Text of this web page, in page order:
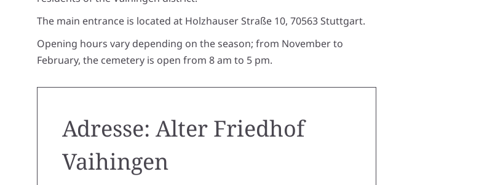
The main entrance is located at Holzhauser Straße 10, 70563 Stuttgart.
Opening hours vary depending on the season; from November to
February, the cemetery is open from 8 am to 5 pm.
Adresse: Alter Friedhof
Vaihingen